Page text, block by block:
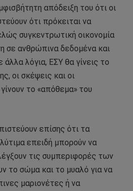
απόδειξη του ότι οι
ότι πρόκειται να
συγκεντρωτική οικονομία
σε ανθρώπινα δεδομένα και
λόγια, ΕΣΥ θα γίνεις το
οι σκέψεις και οι
το «απόθεμα» του
επίσης ότι τα
επειδή μπορούν να
τις συμπεριφορές των
το σώμα και το μυαλό για να
μαριονέτες ή να